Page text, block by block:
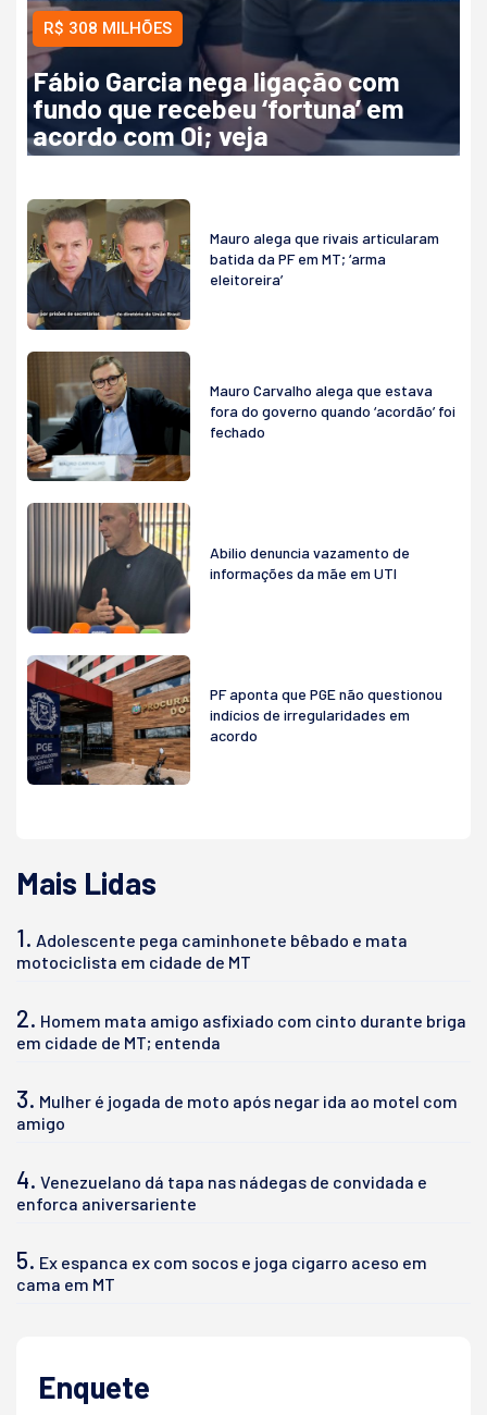
R$ 308 MILHÕES
Fábio Garcia nega ligação com
fundo que recebeu ‘fortuna’ em
acordo com Oi; veja
Mauro alega que rivais articularam
batida da PF em MT; ‘arma
eleitoreira’
Mauro Carvalho alega que estava
fora do governo quando ‘acordão’ foi
fechado
Abilio denuncia vazamento de
informações da mãe em UTI
PF aponta que PGE não questionou
indícios de irregularidades em
acordo
Mais Lidas
1. Adolescente pega caminhonete bêbado e mata
motociclista em cidade de MT
2. Homem mata amigo asfixiado com cinto durante briga
em cidade de MT; entenda
3. Mulher é jogada de moto após negar ida ao motel com
amigo
4. Venezuelano dá tapa nas nádegas de convidada e
enforca aniversariente
5. Ex espanca ex com socos e joga cigarro aceso em
cama em MT
Enquete